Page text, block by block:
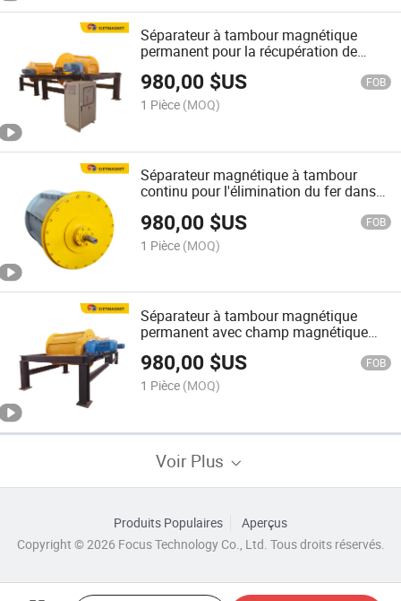
Séparateur à tambour magnétique
permanent pour la récupération de
l'acier et du fer dans une usine de tri
des déchets
980,00 $US FOB
1 Pièce (MOQ)
Séparateur magnétique à tambour
continu pour l'élimination du fer dans
980,00 $US FOB
1 Pièce (MOQ)
Séparateur à tambour magnétique
permanent avec champ magnétique
puissant pour l'industrie du recyclage
980,00 $US FOB
1 Pièce (MOQ)
Voir Plus
Produits Populaires
Aperçus
Copyright © 2026 Focus Technology Co., Ltd. Tous droits réservés.